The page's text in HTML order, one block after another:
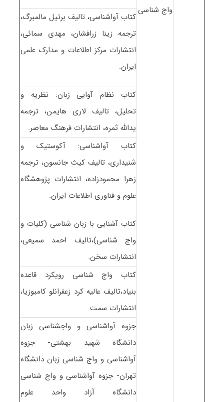
واج شناسی
کتاب آواشناسی، تالیف برتیل مالمبرگ،
ترجمه زینا زرافشان، مهدی سمائی،
انتشارات مرکز اطلاعات و مدارک علمی
ایران.
کتاب نظام آوایی زبان: نظریه و
تحلیل، تالیف لاری هایمن، ترجمه
یدالله ثمره، انتشارات فرهنگ معاصر.
کتاب آواشناسی: آکوستیک و
شنیداری، تالیف کیث جانسون، ترجمه
زهرا محمودزاده، انتشارات پژوهشگاه
علوم و فناوری اطلاعات ایران.
کتاب آشنایی با زبان شناسی (کلیات و
واج شناسی)،تالیف احمد سمیعی،
انتشارات سخن.
کتاب واج شناسی رویکرد قاعده
بنیاد،تالیف عالیه کرد زعفرانلو کامبوزیا،
انتشارات سمت.
جزوه آواشناسی و واجشناسی زبان
دانشگاه شهید بهشتی- جزوه
آواشناسی و واج شناسی زبان دانشگاه
تهران- جزوه آواشناسی و واج شناسی
دانشگاه آزاد واحد علوم